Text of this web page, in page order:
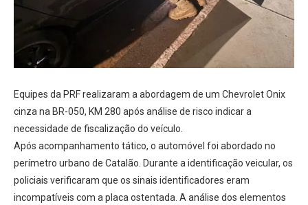
Equipes da PRF realizaram a abordagem de um Chevrolet Onix
cinza na BR-050, KM 280 após análise de risco indicar a
necessidade de fiscalização do veículo.
Após acompanhamento tático, o automóvel foi abordado no
perímetro urbano de Catalão. Durante a identificação veicular, os
policiais verificaram que os sinais identificadores eram
incompatíveis com a placa ostentada. A análise dos elementos